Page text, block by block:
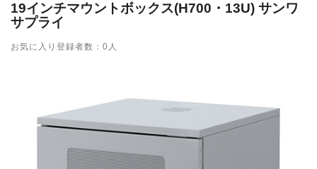
19インチマウントボックス(H700・13U) サンワ
サプライ
お気に入り登録者数：0人